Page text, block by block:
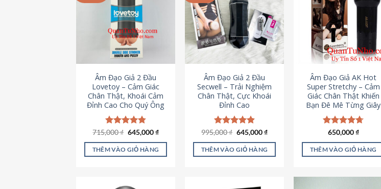
Âm Đạo Giả 2 Đầu
Lovetoy – Cảm Giác
Chân Thật, Khoái Cảm
Đỉnh Cao Cho Quý Ông
Được xếp
hạng4.79
5 sao
715,000₫ Giá
là:
715,000 ₫.
645,000₫Giá
tại
là:
THÊM VÀO GIỎ HÀNG
Âm Đạo Giả 2 Đầu
Secwell – Trải Nghiệm
Chân Thật, Cực Khoái
Đỉnh Cao
Được xếp
hạng4.88
5 sao
995,000₫ Giá
là:
995,000 ₫.
645,000₫Giá
tại
là:
THÊM VÀO GIỎ HÀNG
Âm Đạo Giả AK Hot
Super Stretchy – Cảm
Giác Chân Thật Khiến
Bạn Đê Mê Từng Giây
Được xếp
hạng4.75
5 sao
650,000₫
THÊM VÀO GIỎ HÀNG